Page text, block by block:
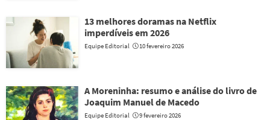
13 melhores doramas na Netflix
imperdíveis em 2026
Equipe Editorial 10 fevereiro 2026
A Moreninha: resumo e análise do livro de
Joaquim Manuel de Macedo
Equipe Editorial 9 fevereiro 2026